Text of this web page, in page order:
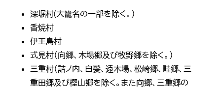
深堀村(大籠名の一部を除く。）
香焼村
伊王島村
式見村（向郷、木場郷及び牧野郷を除く。）
三重村（詰ノ内、白髪、遠木場、松崎郷、畦郷、三
重田郷及び樫山郷を除く。また向郷、三重郷の